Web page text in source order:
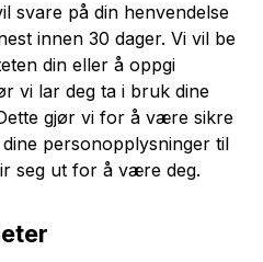
svare på din henvendelse
innen 30 dager. Vi vil be
din eller å oppgi
vi lar deg ta i bruk dine
gjør vi for å være sikre
personopplysninger til
seg ut for å være deg.